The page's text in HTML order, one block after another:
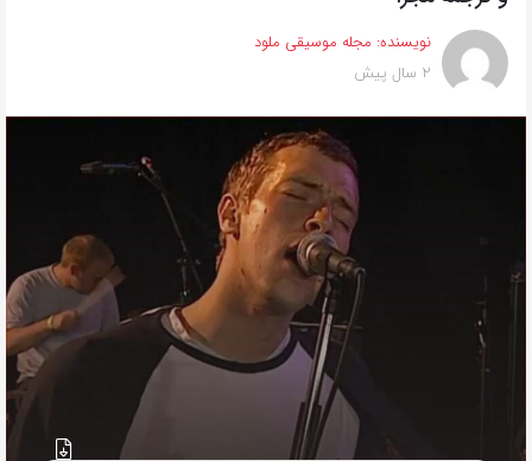
این
صفحه
را
بگذارید.
نویسنده: مجله موسیقی ملود
2 سال پیش